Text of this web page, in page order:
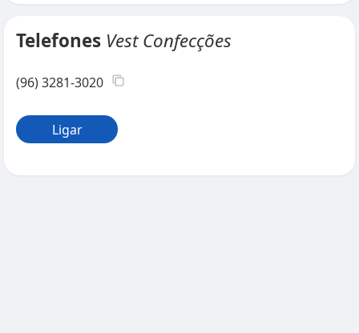
Telefones Vest Confecções
(96) 3281-3020
Ligar